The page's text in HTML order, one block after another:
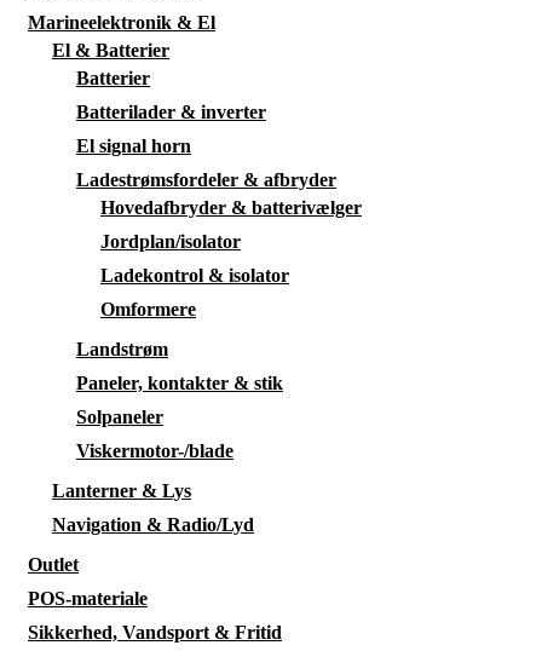
Marineelektronik & El
El & Batterier
Batterier
Batterilader & inverter
El signal horn
Ladestrømsfordeler & afbryder
Hovedafbryder & batterivælger
Jordplan/isolator
Ladekontrol & isolator
Omformere
Landstrøm
Paneler, kontakter & stik
Solpaneler
Viskermotor-/blade
Lanterner & Lys
Navigation & Radio/Lyd
Outlet
POS-materiale
Sikkerhed, Vandsport & Fritid